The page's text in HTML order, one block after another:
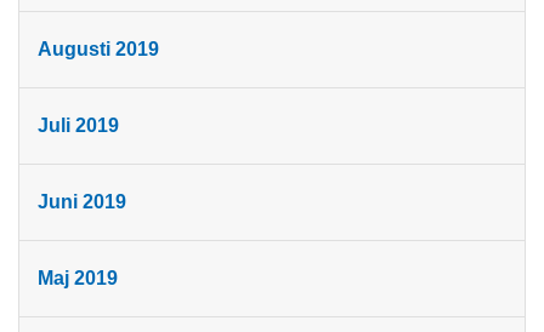
Augusti 2019
Juli 2019
Juni 2019
Maj 2019